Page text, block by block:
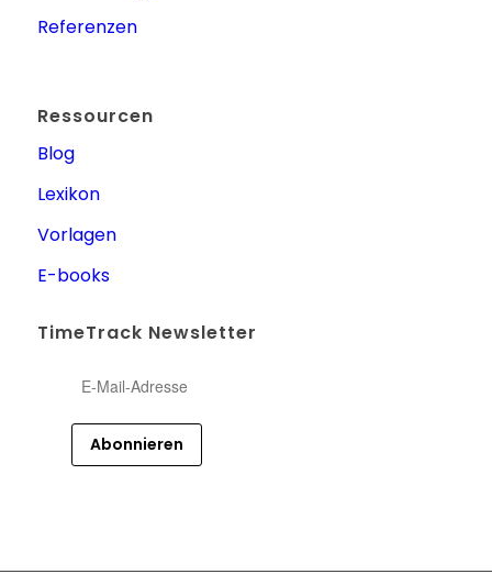
Referenzen
Ressourcen
Blog
Lexikon
Vorlagen
E-books
TimeTrack Newsletter